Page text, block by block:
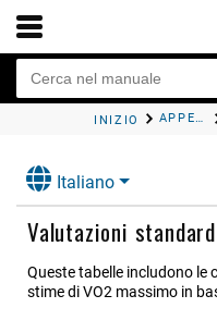
INIZIO APPENDICE
Italiano
Valutazioni
Queste tabelle includono le
stime di VO2 massimo in